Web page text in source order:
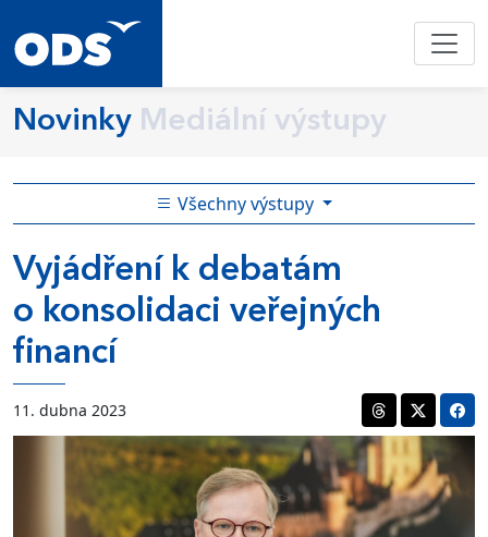
Novinky Mediální výstupy
Všechny výstupy
Vyjádření k debatám
o konsolidaci veřejných
financí
11. dubna 2023